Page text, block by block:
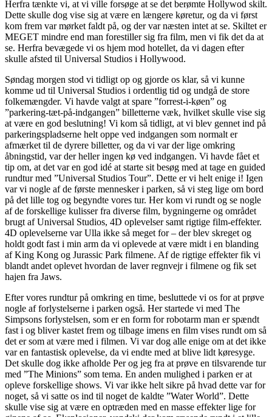
Herfra tænkte vi, at vi ville forsøge at se det berømte Hollywod skilt.
Dette skulle dog vise sig at være en længere køretur, og da vi først
kom frem var mørket faldt på, og der var næsten intet at se. Skiltet er
MEGET mindre end man forestiller sig fra film, men vi fik det da at
se. Herfra bevægede vi os hjem mod hotellet, da vi dagen efter
skulle afsted til Universal Studios i Hollywood.
Søndag morgen stod vi tidligt op og gjorde os klar, så vi kunne
komme ud til Universal Studios i ordentlig tid og undgå de store
folkemængder. Vi havde valgt at spare ”forrest-i-køen” og
”parkering-tæt-på-indgangen” billetterne væk, hvilket skulle vise sig
at være en god beslutning! Vi kom så tidligt, at vi blev gennet ind på
parkeringspladserne helt oppe ved indgangen som normalt er
afmærket til de dyrere billetter, og da vi var der lige omkring
åbningstid, var der heller ingen kø ved indgangen. Vi havde fået et
tip om, at det var en god idé at starte sit besøg med at tage en guided
rundtur med ”Universal Studios Tour”. Dette er vi helt enige i! Igen
var vi nogle af de første mennesker i parken, så vi steg lige om bord
på det lille tog og begyndte vores tur. Her kom vi rundt og se nogle
af de forskellige kulisser fra diverse film, bygningerne og området
brugt af Universal Studios, 4D oplevelser samt rigtige film-effekter.
4D oplevelserne var Ulla ikke så meget for – der blev skreget og
holdt godt fast i min arm da vi oplevede at være midt i en blanding
af King Kong og Jurassic Park filmene. Af de rigtige effekter fik vi
blandt andet oplevet hvordan de laver regnvejr i filmene og fik set
hajen fra Jaws.
Efter vores rundtur på omkring en time, besluttede vi os for at prøve
nogle af forlystelserne i parken også. Her startede vi med The
Simpsons forlystelsen, som er en form for robotarm man er spændt
fast i og bliver kastet frem og tilbage imens en film vises rundt om så
det er som at være med i filmen. Vi var dog alle enige om at det ikke
var en fantastisk oplevelse, da vi endte med at blive lidt køresyge.
Det skulle dog ikke afholde Per og jeg fra at prøve en tilsvarende tur
med ”The Minions” som tema. En anden mulighed i parken er at
opleve forskellige shows. Vi var ikke helt sikre på hvad dette var for
noget, så vi satte os ind til noget de kaldte ”Water World”. Dette
skulle vise sig at være en optræden med en masse effekter lige for